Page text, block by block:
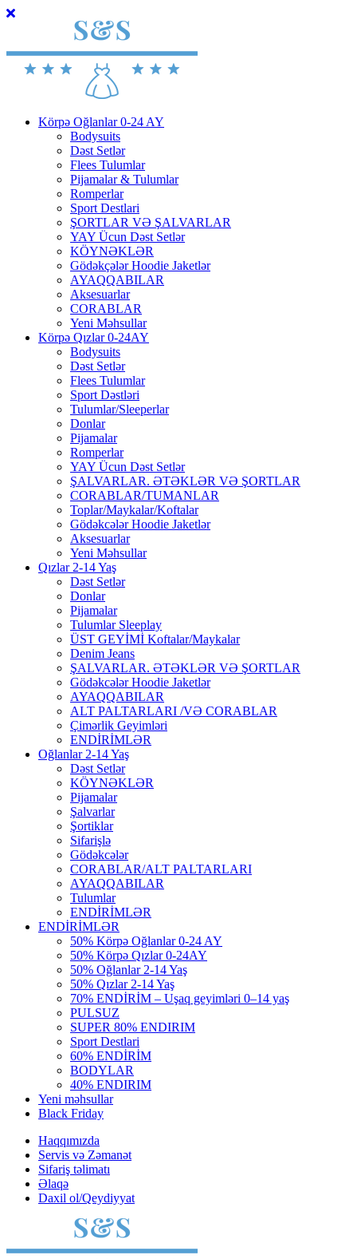
Körpə Oğlanlar 0-24 AY
Bodysuits
Dəst Setlər
Flees Tulumlar
Pijamalar & Tulumlar
Romperlar
Sport Destlari
ŞORTLAR VƏ ŞALVARLAR
YAY Ücun Dəst Setlər
KÖYNƏKLƏR
Gödəkçələr Hoodie Jaketlər
AYAQQABILAR
Aksesuarlar
CORABLAR
Yeni Məhsullar
Körpə Qızlar 0-24AY
Bodysuits
Dəst Setlər
Flees Tulumlar
Sport Dəstləri
Tulumlar/Sleeperlar
Donlar
Pijamalar
Romperlar
YAY Ücun Dəst Setlər
ŞALVARLAR. ƏTƏKLƏR VƏ ŞORTLAR
CORABLAR/TUMANLAR
Toplar/Maykalar/Koftalar
Gödəkcələr Hoodie Jaketlər
Aksesuarlar
Yeni Məhsullar
Qızlar 2-14 Yaş
Dəst Setlər
Donlar
Pijamalar
Tulumlar Sleeplay
ÜST GEYİMİ Koftalar/Maykalar
Denim Jeans
ŞALVARLAR. ƏTƏKLƏR VƏ ŞORTLAR
Gödəkcələr Hoodie Jaketlər
AYAQQABILAR
ALT PALTARLARI /VƏ CORABLAR
Çimərlik Geyimləri
ENDİRİMLƏR
Oğlanlar 2-14 Yaş
Dəst Setlər
KÖYNƏKLƏR
Pijamalar
Şalvarlar
Şortiklar
Sifarişlə
Gödəkcələr
CORABLAR/ALT PALTARLARI
AYAQQABILAR
Tulumlar
ENDİRİMLƏR
ENDİRİMLƏR
50% Körpə Oğlanlar 0-24 AY
50% Körpə Qızlar 0-24AY
50% Oğlanlar 2-14 Yaş
50% Qızlar 2-14 Yaş
70% ENDİRİM – Uşaq geyimləri 0–14 yaş
PULSUZ
SUPER 80% ENDIRIM
Sport Destlari
60% ENDİRİM
BODYLAR
40% ENDIRIM
Yeni məhsullar
Black Friday
Haqqımızda
Servis və Zəmanət
Sifariş təlimatı
Əlaqə
Daxil ol/Qeydiyyat